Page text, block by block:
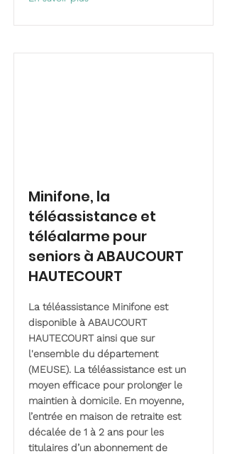
Minifone, la
téléassistance et
téléalarme pour
seniors à ABAUCOURT
HAUTECOURT
La téléassistance Minifone est
disponible à ABAUCOURT
HAUTECOURT ainsi que sur
l'ensemble du département
(MEUSE). La téléassistance est un
moyen efficace pour prolonger le
maintien à domicile. En moyenne,
l’entrée en maison de retraite est
décalée de 1 à 2 ans pour les
titulaires d’un abonnement de